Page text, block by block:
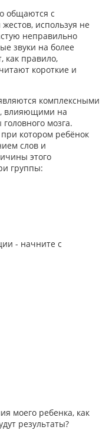
общаются с
используя не
неправильно
звуки на более
как правило,
короткие и
комплексными
влияющими на
мозга.
котором ребёнок
слов и
этого
группы:
- начните с
моего ребенка, как
результаты?